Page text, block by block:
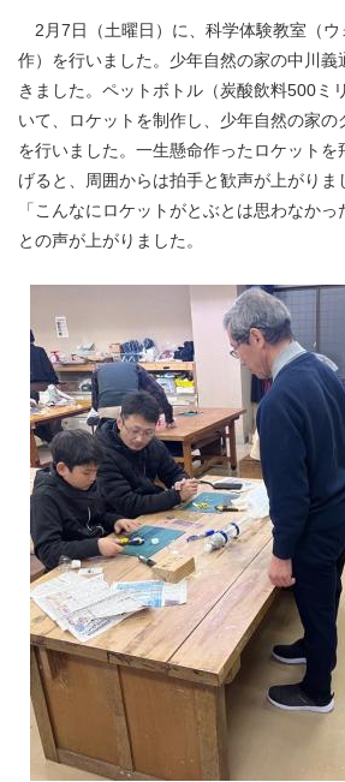
2月7日（土曜日）に、科学体験教室（ウ
作）を行いました。少年自然の家の中川義
きました。ペットボトル（炭酸飲料500ミ
いて、ロケットを制作し、少年自然の家
を行いました。一生懸命作ったロケットを
げると、周囲からは拍手と歓声が上がりま
「こんなにロケットがとぶとは思わなかっ
との声が上がりました。